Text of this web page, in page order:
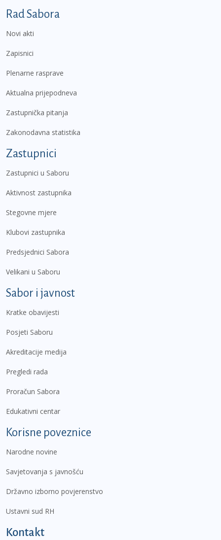
Podnožje prvi izbornik
Rad Sabora
Novi akti
Zapisnici
Plenarne rasprave
Aktualna prijepodneva
Zastupnička pitanja
Zakonodavna statistika
Zastupnici
Zastupnici u Saboru
Aktivnost zastupnika
Stegovne mjere
Klubovi zastupnika
Predsjednici Sabora
Velikani u Saboru
Sabor i javnost
Kratke obavijesti
Posjeti Saboru
Akreditacije medija
Pregledi rada
Proračun Sabora
Edukativni centar
Korisne poveznice
Narodne novine
Savjetovanja s javnošću
Državno izborno povjerenstvo
Ustavni sud RH
Kontakt